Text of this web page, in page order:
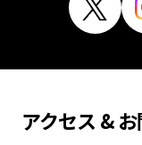
アクセス &